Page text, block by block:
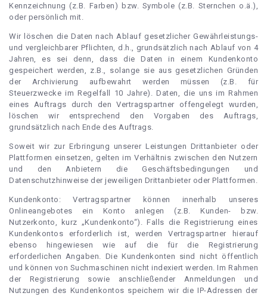
Kennzeichnung (z.B. Farben) bzw. Symbole (z.B. Sternchen o.ä.),
oder persönlich mit.
Wir löschen die Daten nach Ablauf gesetzlicher Gewährleistungs-
und vergleichbarer Pflichten, d.h., grundsätzlich nach Ablauf von 4
Jahren, es sei denn, dass die Daten in einem Kundenkonto
gespeichert werden, z.B., solange sie aus gesetzlichen Gründen
der Archivierung aufbewahrt werden müssen (z.B. für
Steuerzwecke im Regelfall 10 Jahre). Daten, die uns im Rahmen
eines Auftrags durch den Vertragspartner offengelegt wurden,
löschen wir entsprechend den Vorgaben des Auftrags,
grundsätzlich nach Ende des Auftrags.
Soweit wir zur Erbringung unserer Leistungen Drittanbieter oder
Plattformen einsetzen, gelten im Verhältnis zwischen den Nutzern
und den Anbietern die Geschäftsbedingungen und
Datenschutzhinweise der jeweiligen Drittanbieter oder Plattformen.
Kundenkonto: Vertragspartner können innerhalb unseres
Onlineangebotes ein Konto anlegen (z.B. Kunden- bzw.
Nutzerkonto, kurz „Kundenkonto“). Falls die Registrierung eines
Kundenkontos erforderlich ist, werden Vertragspartner hierauf
ebenso hingewiesen wie auf die für die Registrierung
erforderlichen Angaben. Die Kundenkonten sind nicht öffentlich
und können von Suchmaschinen nicht indexiert werden. Im Rahmen
der Registrierung sowie anschließender Anmeldungen und
Nutzungen des Kundenkontos speichern wir die IP-Adressen der